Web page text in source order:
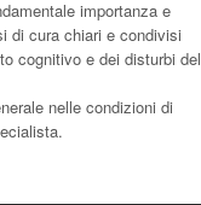
importanza e
di cura chiari e condivisi
cognitivo e dei disturbi del
nelle condizioni di